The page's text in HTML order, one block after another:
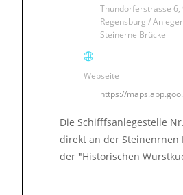
Thundorferstrasse 6,
Regensburg /
Steinerne Brücke
Webseite
https://
Die Schifffsanlegestelle
direkt an der Steinenrnen
der "Historischen